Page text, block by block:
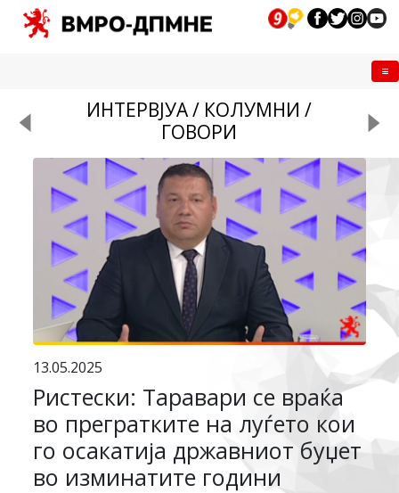
ИНТЕРВЈУА / КОЛУМНИ /
ГОВОРИ
13.05.2025
Ристески: Таравари се враќа
во прегратките на луѓето кои
го осакатија државниот буџет
во изминатите години